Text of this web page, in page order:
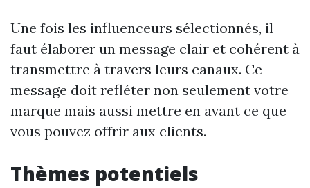
Une fois les influenceurs sélectionnés, il
faut élaborer un message clair et cohérent à
transmettre à travers leurs canaux. Ce
message doit refléter non seulement votre
marque mais aussi mettre en avant ce que
vous pouvez offrir aux clients.
Thèmes potentiels